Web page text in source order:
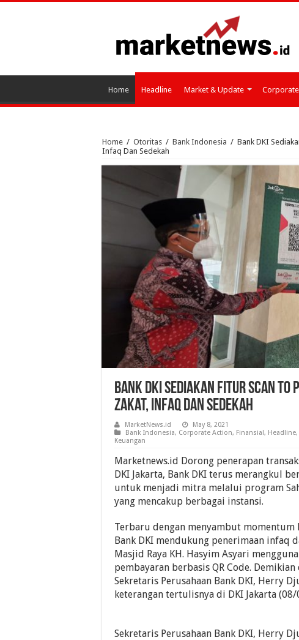
Home Headline Market & Update
Home / Otoritas / Bank Indonesia / Bank DKI
Infaq Dan Sedekah
Bank DKI Sediakan Fitur Scan
Zakat, Infaq Dan Sedekah
MarketNews.id
May 8, 2021
Bank Indonesia, Corporate Action, Finansial, Headline,
Keuangan
Marketnews.id Dorong penerapan
DKI Jakarta, Bank DKI terus merangkul
untuk menjadi mitra melalui program
yang mencakup berbagai instansi.
Terbaru dengan menyambut momentum
Bank DKI mendukung penerimaan infaq
Masjid Raya KH. Hasyim Asyari
pembayaran berbasis QR Code.
Sekretaris Perusahaan Bank DKI, Herry
keterangan tertulisnya di DKI Jakarta (08/
Sekretaris Perusahaan Bank DKI, Herry